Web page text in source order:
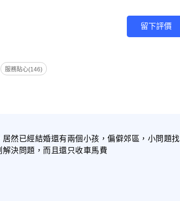
留下評價
服務貼心(146)
然已經結婚還有兩個小孩，偏僻郊區，小問題找
決問題，而且還只收車馬費